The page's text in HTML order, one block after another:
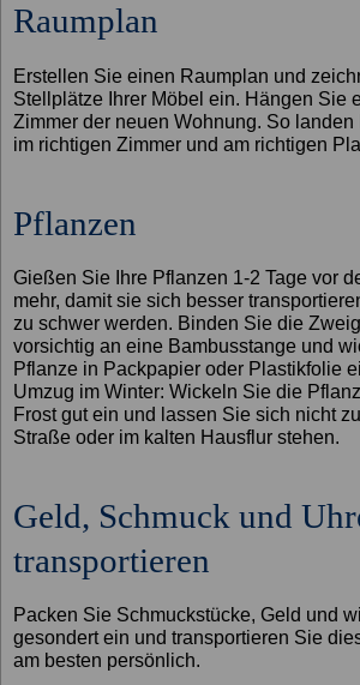
Raumplan
Erstellen Sie einen Raumplan und
Stellplätze Ihrer Möbel ein. Hängen Sie
Zimmer der neuen Wohnung. So landen
im richtigen Zimmer und am richtigen
Pflanzen
Gießen Sie Ihre Pflanzen 1-2 Tage vor
mehr, damit sie sich besser
zu schwer werden. Binden Sie die
vorsichtig an eine Bambusstange und
Pflanze in Packpapier oder Plastikfolie
Umzug im Winter: Wickeln Sie die
Frost gut ein und lassen Sie sich nicht
Straße oder im kalten Hausflur stehen.
Geld, Schmuck und
transportieren
Packen Sie Schmuckstücke, Geld und
gesondert ein und transportieren Sie
am besten persönlich.